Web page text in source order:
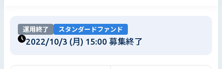
運用終了 スタンダードファンド
2022/10/3 (月) 15:00 募集終了